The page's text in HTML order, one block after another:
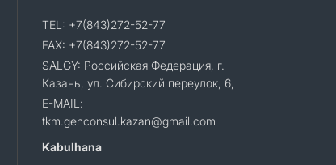
TEL: +7(843)272-52-77
FAX: +7(843)272-52-77
SALGY: Российская Федерация, г.
Казань, ул. Сибирский переулок, 6,
E-MAIL:
tkm.genconsul.kazan@gmail.com
Kabulhana